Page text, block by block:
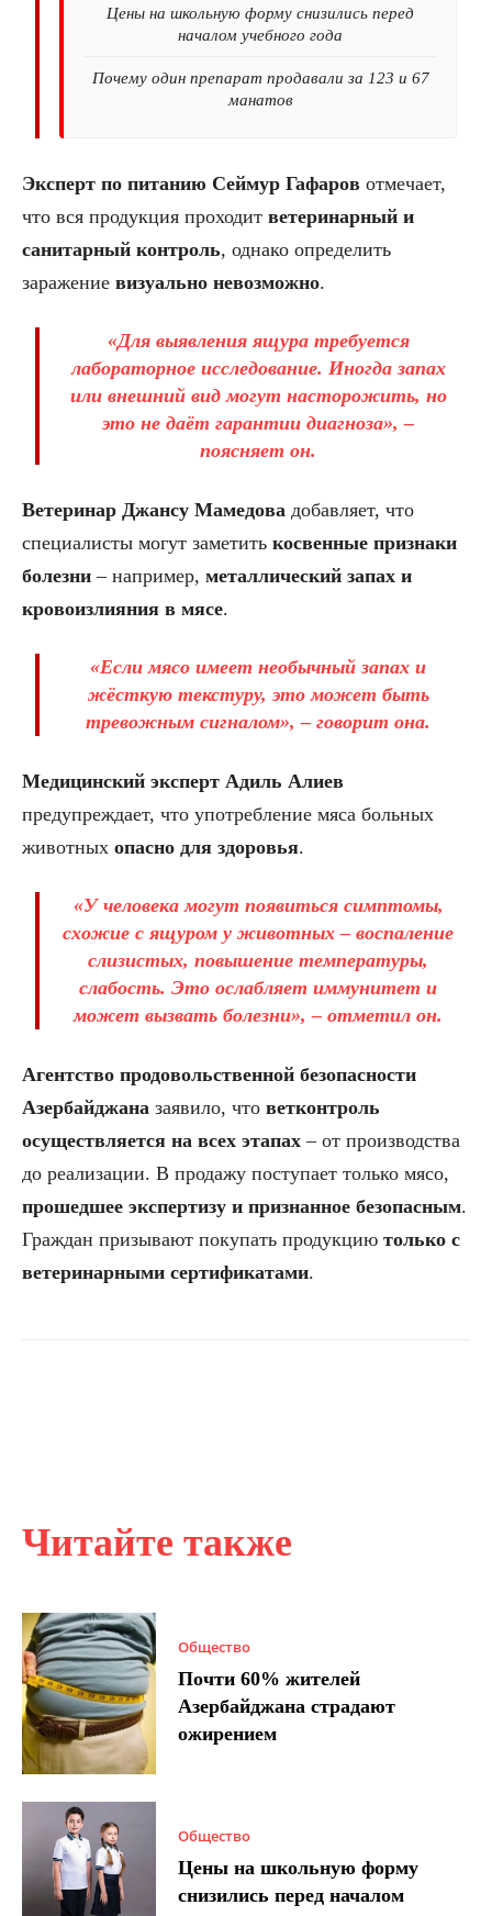
Читайте также
Общество
Почти 60% жителей
Азербайджана страдают
ожирением
Общество
Цены на школьную форму
снизились перед началом
Цены на школьную форму снизились перед
началом учебного года
Почему один препарат продавали за 123 и 67
манатов
Эксперт по питанию Сеймур Гафаров отмечает,
что вся продукция проходит ветеринарный и
санитарный контроль, однако определить
заражение визуально невозможно.
«Для выявления ящура требуется
лабораторное исследование. Иногда запах
или внешний вид могут насторожить, но
это не даёт гарантии диагноза», –
поясняет он.
Ветеринар Джансу Мамедова добавляет, что
специалисты могут заметить косвенные признаки
болезни – например, металлический запах и
кровоизлияния в мясе.
«Если мясо имеет необычный запах и
жёсткую текстуру, это может быть
тревожным сигналом», – говорит она.
Медицинский эксперт Адиль Алиев
предупреждает, что употребление мяса больных
животных опасно для здоровья.
«У человека могут появиться симптомы,
схожие с ящуром у животных – воспаление
слизистых, повышение температуры,
слабость. Это ослабляет иммунитет и
может вызвать болезни», – отметил он.
Агентство продовольственной безопасности
Азербайджана заявило, что ветконтроль
осуществляется на всех этапах – от производства
до реализации. В продажу поступает только мясо,
прошедшее экспертизу и признанное безопасным.
Граждан призывают покупать продукцию только с
ветеринарными сертификатами.